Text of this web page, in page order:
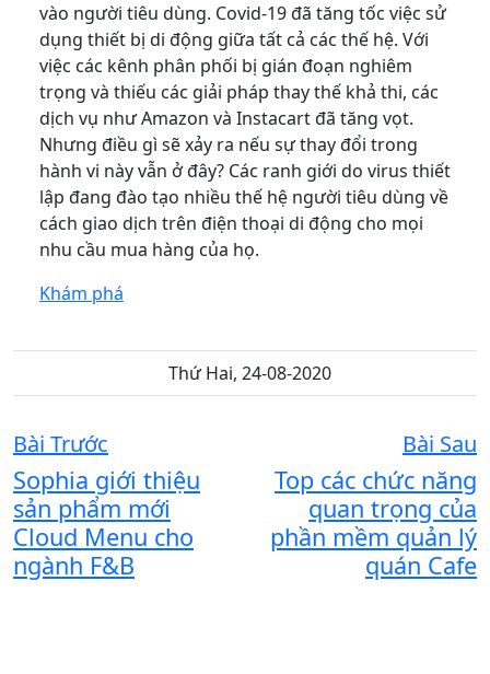
vào người tiêu dùng. Covid-19 đã tăng tốc việc sử
dụng thiết bị di động giữa tất cả các thế hệ. Với
việc các kênh phân phối bị gián đoạn nghiêm
trọng và thiếu các giải pháp thay thế khả thi, các
dịch vụ như Amazon và Instacart đã tăng vọt.
Nhưng điều gì sẽ xảy ra nếu sự thay đổi trong
hành vi này vẫn ở đây? Các ranh giới do virus thiết
lập đang đào tạo nhiều thế hệ người tiêu dùng về
cách giao dịch trên điện thoại di động cho mọi
nhu cầu mua hàng của họ.
Khám phá
Thứ Hai, 24-08-2020
Bài Trước
Sophia giới thiệu
sản phẩm mới
Cloud Menu cho
ngành F&B
Bài Sau
Top các chức năng
quan trọng của
phần mềm quản lý
quán Cafe